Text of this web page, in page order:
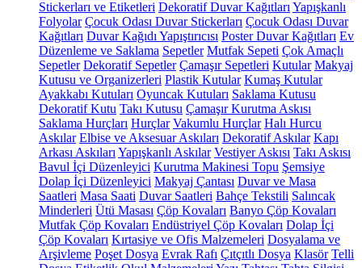
Stickerları ve Etiketleri Dekoratif Duvar Kağıtları Yapışkanlı
Folyolar Çocuk Odası Duvar Stickerları Çocuk Odası Duvar
Kağıtları Duvar Kağıdı Yapıştırıcısı Poster Duvar Kağıtları Ev
Düzenleme ve Saklama Sepetler Mutfak Sepeti Çok Amaçlı
Sepetler Dekoratif Sepetler Çamaşır Sepetleri Kutular Makyaj
Kutusu ve Organizerleri Plastik Kutular Kumaş Kutular
Ayakkabı Kutuları Oyuncak Kutuları Saklama Kutusu
Dekoratif Kutu Takı Kutusu Çamaşır Kurutma Askısı
Saklama Hurçları Hurçlar Vakumlu Hurçlar Halı Hurcu
Askılar Elbise ve Aksesuar Askıları Dekoratif Askılar Kapı
Arkası Askıları Yapışkanlı Askılar Vestiyer Askısı Takı Askısı
Bavul İçi Düzenleyici Kurutma Makinesi Topu Şemsiye
Dolap İçi Düzenleyici Makyaj Çantası Duvar ve Masa
Saatleri Masa Saati Duvar Saatleri Bahçe Tekstili Salıncak
Minderleri Ütü Masası Çöp Kovaları Banyo Çöp Kovaları
Mutfak Çöp Kovaları Endüstriyel Çöp Kovaları Dolap İçi
Çöp Kovaları Kırtasiye ve Ofis Malzemeleri Dosyalama ve
Arşivleme Poşet Dosya Evrak Rafı Çıtçıtlı Dosya Klasör Telli